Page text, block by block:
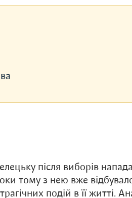
після виборів
тому з нею вже
подій в її житті.